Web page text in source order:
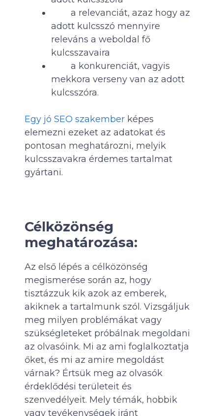
a relevanciát, azaz hogy az
adott kulcsszó mennyire
releváns a weboldal fő
kulcsszavaira
a konkurenciát, vagyis
mekkora verseny van az adott
kulcsszóra.
Egy jó SEO szakember képes
elemezni ezeket az adatokat és
pontosan meghatározni, melyik
kulcsszavakra érdemes tartalmat
gyártani.
Célközönség
meghatározása:
Az első lépés a célközönség
megismerése során az, hogy
tisztázzuk kik azok az emberek,
akiknek a tartalmunk szól. Vizsgáljuk
meg milyen problémákat vagy
szükségleteket próbálnak megoldani
az olvasóink. Mi az ami foglalkoztatja
őket, és mi az amire megoldást
várnak? Értsük meg az olvasók
érdeklődési területeit és
szenvedélyeit. Mely témák, hobbik
vagy tevékenységek iránt